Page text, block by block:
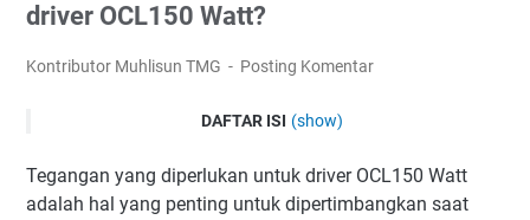
driver OCL150 Watt?
Kontributor Muhlisun TMG Posting Komentar
DAFTAR ISI (show)
Tegangan yang diperlukan untuk driver OCL150 Watt
adalah hal yang penting untuk dipertimbangkan saat